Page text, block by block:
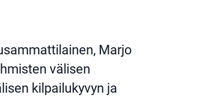
Marjo
välisen
kilpailukyvyn ja